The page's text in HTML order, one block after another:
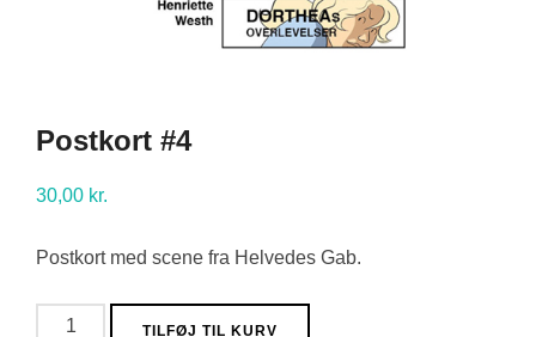
Postkort #4
30,00 kr.
Postkort med scene fra Helvedes Gab.
Postkort
TILFØJ TIL KURV